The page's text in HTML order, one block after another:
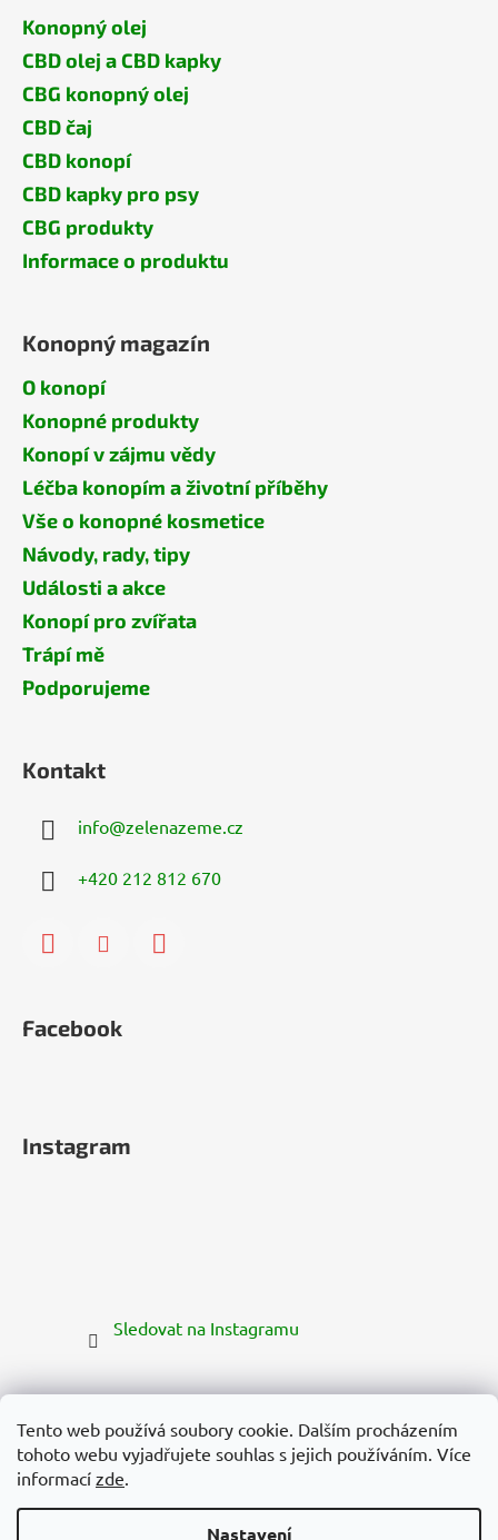
Tento web používá soubory cookie. Dalším procházením
tohoto webu vyjadřujete souhlas s jejich používáním. Více
informací zde.
Nastavení
Konopný olej
CBD olej a CBD kapky
CBG konopný olej
CBD čaj
CBD konopí
CBD kapky pro psy
CBG produkty
Informace o produktu
Konopný magazín
O konopí
Konopné produkty
Konopí v zájmu vědy
Léčba konopím a životní příběhy
Vše o konopné kosmetice
Návody, rady, tipy
Události a akce
Konopí pro zvířata
Trápí mě
Podporujeme
Kontakt
info@zelenazeme.cz
+420 212 812 670
Facebook
Instagram
Sledovat na Instagramu